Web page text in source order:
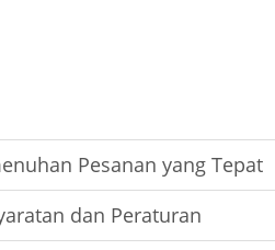
Pesanan yang Tepat
dan Peraturan